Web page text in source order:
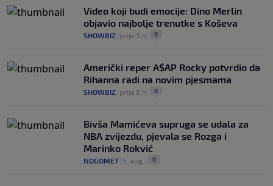
Video koji budi emocije: Dino Merlin
objavio najbolje trenutke s Koševa
SHOWBIZ prije 3 h 0
Američki reper A$AP Rocky potvrdio da
Rihanna radi na novim pjesmama
SHOWBIZ prije 6 h 0
Bivša Mamićeva supruga se udala za
NBA zvijezdu, pjevala se Rozga i
Marinko Rokvić
NOGOMET 5. aug. 0